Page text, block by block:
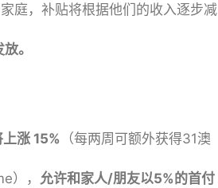
庭，补贴将根据他们的收入逐步减
。
上涨 15% （每两周可额外获得31澳
）， 允许和家人/朋友以5%的首付